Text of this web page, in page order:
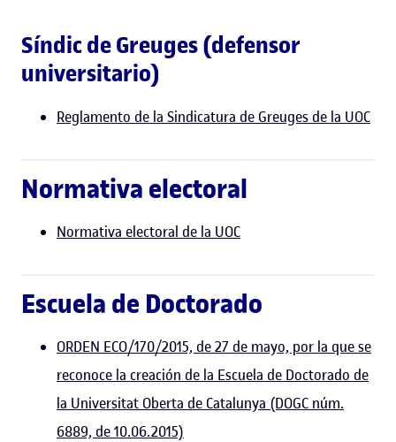
Síndic de Greuges (defensor
universitario)
Reglamento de la Sindicatura de Greuges de la UOC
Normativa electoral
Normativa electoral de la UOC
Escuela de Doctorado
ORDEN ECO/170/2015, de 27 de mayo, por la que se
reconoce la creación de la Escuela de Doctorado de
la Universitat Oberta de Catalunya (DOGC núm.
6889, de 10.06.2015)